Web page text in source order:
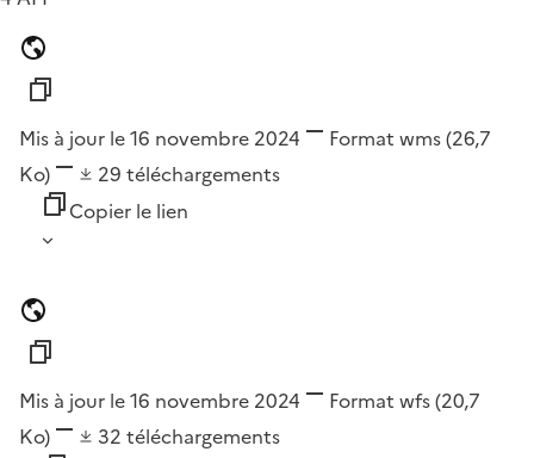
Mis à jour le 16 novembre 2024 Format wms(26,7
Ko)
29 téléchargements
Copier le lien
Mis à jour le 16 novembre 2024 Format wfs(20,7
Ko)
32 téléchargements